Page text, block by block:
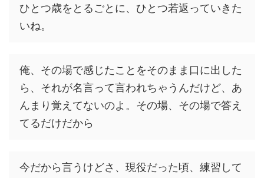
ひとつ歳をとるごとに、ひとつ若返っていきた
いね。
俺、その場で感じたことをそのまま口に出した
ら、それが名言って言われちゃうんだけど、あ
んまり覚えてないのよ。その場、その場で答え
てるだけだから
今だから言うけどさ、現役だった頃、練習して